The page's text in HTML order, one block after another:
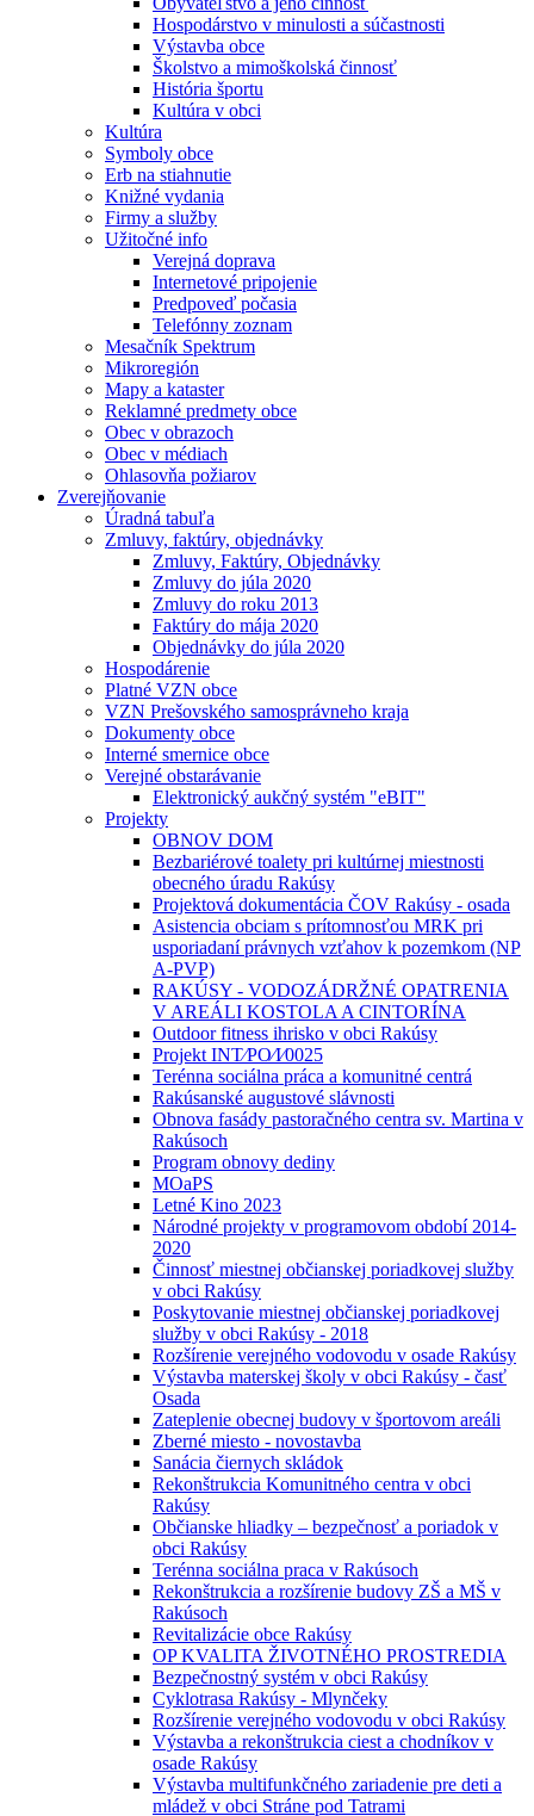
Hospodárstvo v minulosti a súčastnosti
Výstavba obce
Školstvo a mimoškolská činnosť
História športu
Kultúra v obci
Kultúra
Symboly obce
Erb na stiahnutie
Knižné vydania
Firmy a služby
Užitočné info
Verejná doprava
Internetové pripojenie
Predpoveď počasia
Telefónny zoznam
Mesačník Spektrum
Mikroregión
Mapy a kataster
Reklamné predmety obce
Obec v obrazoch
Obec v médiach
Ohlasovňa požiarov
Zverejňovanie
Úradná tabuľa
Zmluvy, faktúry, objednávky
Zmluvy, Faktúry, Objednávky
Zmluvy do júla 2020
Zmluvy do roku 2013
Faktúry do mája 2020
Objednávky do júla 2020
Hospodárenie
Platné VZN obce
VZN Prešovského samosprávneho kraja
Dokumenty obce
Interné smernice obce
Verejné obstarávanie
Elektronický aukčný systém "eBIT"
Projekty
OBNOV DOM
Bezbariérové toalety pri kultúrnej miestnosti
obecného úradu Rakúsy
Projektová dokumentácia ČOV Rakúsy - osada
Asistencia obciam s prítomnosťou MRK pri
usporiadaní právnych vzťahov k pozemkom (NP
A-PVP)
RAKÚSY - VODOZÁDRŽNÉ OPATRENIA
V AREÁLI KOSTOLA A CINTORÍNA
Outdoor fitness ihrisko v obci Rakúsy
Projekt INT⁄PO⁄I⁄0025
Terénna sociálna práca a komunitné centrá
Rakúsanské augustové slávnosti
Obnova fasády pastoračného centra sv. Martina v
Rakúsoch
Program obnovy dediny
MOaPS
Letné Kino 2023
Národné projekty v programovom období 2014-
2020
Činnosť miestnej občianskej poriadkovej služby
v obci Rakúsy
Poskytovanie miestnej občianskej poriadkovej
služby v obci Rakúsy - 2018
Rozšírenie verejného vodovodu v osade Rakúsy
Výstavba materskej školy v obci Rakúsy - časť
Osada
Zateplenie obecnej budovy v športovom areáli
Zberné miesto - novostavba
Sanácia čiernych skládok
Rekonštrukcia Komunitného centra v obci
Rakúsy
Občianske hliadky – bezpečnosť a poriadok v
obci Rakúsy
Terénna sociálna praca v Rakúsoch
Rekonštrukcia a rozšírenie budovy ZŠ a MŠ v
Rakúsoch
Revitalizácie obce Rakúsy
OP KVALITA ŽIVOTNÉHO PROSTREDIA
Bezpečnostný systém v obci Rakúsy
Cyklotrasa Rakúsy - Mlynčeky
Rozšírenie verejného vodovodu v obci Rakúsy
Výstavba a rekonštrukcia ciest a chodníkov v
osade Rakúsy
Výstavba multifunkčného zariadenie pre deti a
mládež v obci Stráne pod Tatrami